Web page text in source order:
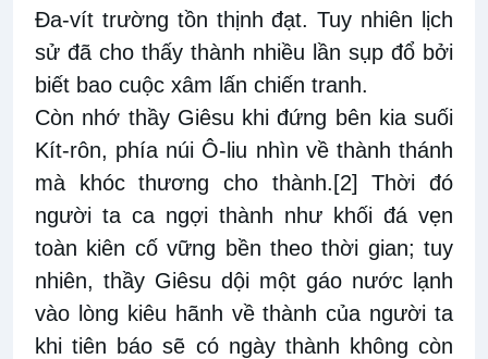
Đa-vít trường tồn thịnh đạt. Tuy nhiên lịch
sử đã cho thấy thành nhiều lần sụp đổ bởi
biết bao cuộc xâm lấn chiến tranh.
Còn nhớ thầy Giêsu khi đứng bên kia suối
Kít-rôn, phía núi Ô-liu nhìn về thành thánh
mà khóc thương cho thành. [2]
Thời đó
người ta ca ngợi thành như khối đá vẹn
toàn kiên cố vững bền theo thời gian; tuy
nhiên, thầy Giêsu dội một gáo nước lạnh
vào lòng kiêu hãnh về thành của người ta
khi tiên báo sẽ có ngày thành không còn